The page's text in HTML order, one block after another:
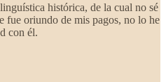
histórica, de la cual no sé
fue oriundo de mis pagos, no lo he
con él.